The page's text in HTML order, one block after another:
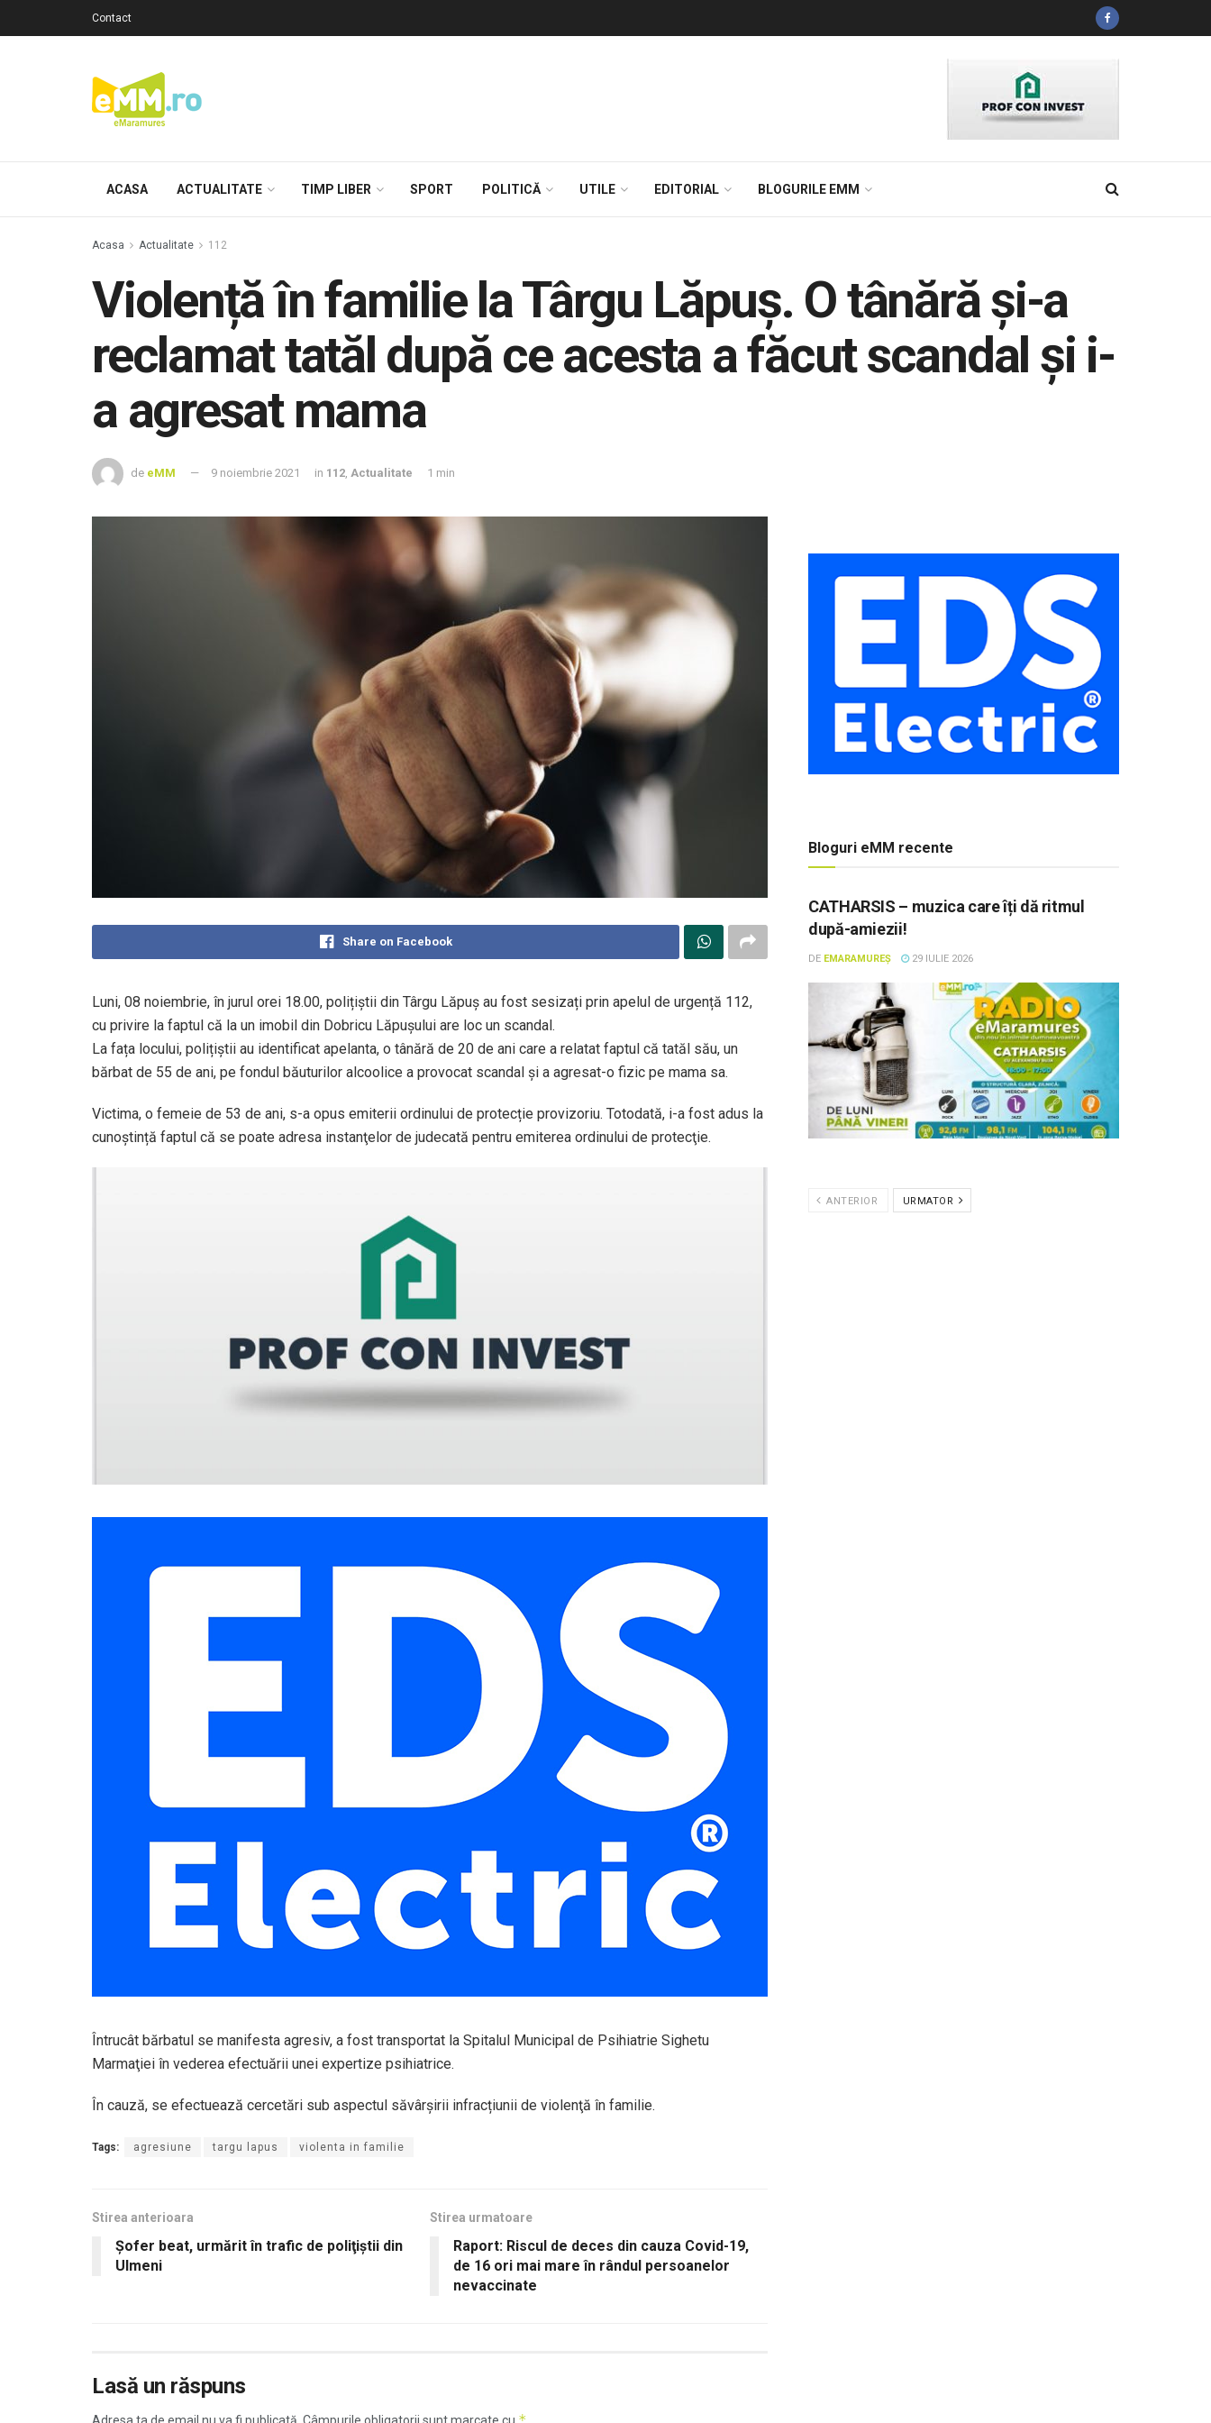
Contact
ACASA ACTUALITATE TIMP LIBER SPORT POLITICĂ UTILE EDITORIAL BLOGURILE EMM
Acasa Actualitate 112
Violență în familie la Târgu Lăpuș. O tânără şi-a
reclamat tatăl după ce acesta a făcut scandal şi i-
a agresat mama
de eMM 9 noiembrie 2021 in 112, Actualitate 1 min
Share on Facebook
Luni, 08 noiembrie, în jurul orei 18.00, polițiștii din Târgu Lăpuș au fost sesizați prin apelul de urgență 112,
cu privire la faptul că la un imobil din Dobricu Lăpușului are loc un scandal.
La fața locului, polițiștii au identificat apelanta, o tânără de 20 de ani care a relatat faptul că tatăl său, un
bărbat de 55 de ani, pe fondul băuturilor alcoolice a provocat scandal și a agresat-o fizic pe mama sa.
Victima, o femeie de 53 de ani, s-a opus emiterii ordinului de protecție provizoriu. Totodată, i-a fost adus la
cunoștință faptul că se poate adresa instanţelor de judecată pentru emiterea ordinului de protecţie.
Întrucât bărbatul se manifesta agresiv, a fost transportat la Spitalul Municipal de Psihiatrie Sighetu
Marmaţiei în vederea efectuării unei expertize psihiatrice.
În cauză, se efectuează cercetări sub aspectul săvârșirii infracțiunii de violenţă în familie.
Tags: agresiune targu lapus violenta in familie
Stirea anterioara
Şofer beat, urmărit în trafic de poliţiştii din
Ulmeni
Stirea urmatoare
Raport: Riscul de deces din cauza Covid-19,
de 16 ori mai mare în rândul persoanelor
nevaccinate
Lasă un răspuns
Adresa ta de email nu va fi publicată. Câmpurile obligatorii sunt marcate cu *
Bloguri eMM recente
CATHARSIS – muzica care îți dă ritmul
după-amiezii!
DE EMARAMUREȘ 29 IULIE 2026
ANTERIOR URMATOR